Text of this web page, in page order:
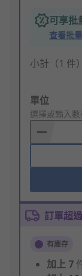
可享批
查看批
小計（1 件
Add
to
Basket
單位
選擇或輸入數
訂單超
有庫存
加上 7